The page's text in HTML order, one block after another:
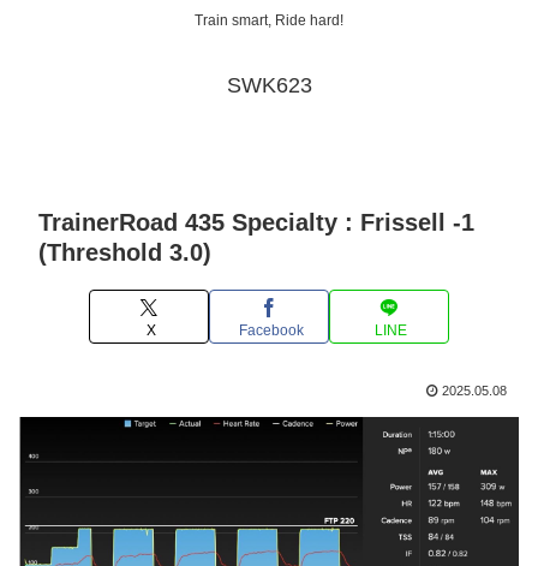
Train smart, Ride hard!
SWK623
TrainerRoad 435 Specialty : Frissell -1
(Threshold 3.0)
X Facebook LINE
2025.05.08